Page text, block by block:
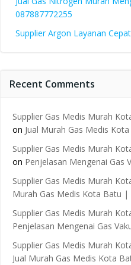
087887772255
Supplier Argon Layanan
Recent Comments
Supplier Gas Medis Murah
on Jual Murah Gas Medis
Supplier Gas Medis Murah
on Penjelasan Mengenai Gas
Supplier Gas Medis Murah
Murah Gas Medis Kota Batu |
Supplier Gas Medis Murah
Penjelasan Mengenai Gas
Supplier Gas Medis Murah
Jual Murah Gas Medis Kota